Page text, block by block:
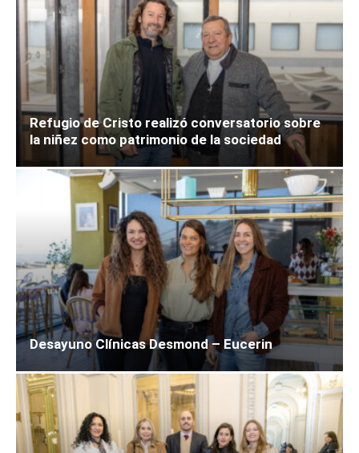
Refugio de Cristo realizó conversatorio sobre
la niñez como patrimonio de la sociedad
Desayuno Clínicas Desmond – Eucerin